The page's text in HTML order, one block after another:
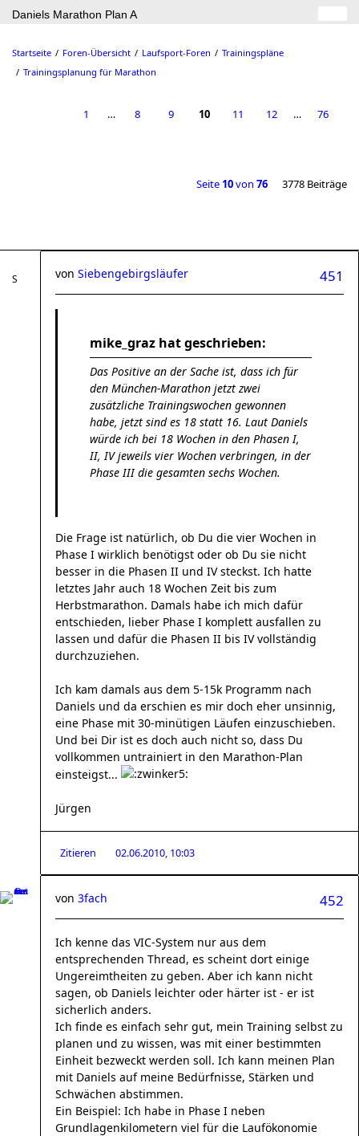
Daniels Marathon Plan A
Startseite Foren-Übersicht Laufsport-Foren
Trainingspläne
Trainingsplanung für Marathon
1 … 8 9 10 11 12 … 76
Seite 10von 76 3778 Beiträge
451
von Siebengebirgsläufer
mike_graz hat geschrieben:
Das Positive an der Sache ist, dass ich für
den München-Marathon jetzt zwei
zusätzliche Trainingswochen gewonnen
habe, jetzt sind es 18 statt 16. Laut Daniels
würde ich bei 18 Wochen in den Phasen I,
II, IV jeweils vier Wochen verbringen, in der
Phase III die gesamten sechs Wochen.
Die Frage ist natürlich, ob Du die vier Wochen in
Phase I wirklich benötigst oder ob Du sie nicht
besser in die Phasen II und IV steckst. Ich hatte
letztes Jahr auch 18 Wochen Zeit bis zum
Herbstmarathon. Damals habe ich mich dafür
entschieden, lieber Phase I komplett ausfallen zu
lassen und dafür die Phasen II bis IV vollständig
durchzuziehen.
Ich kam damals aus dem 5-15k Programm nach
Daniels und da erschien es mir doch eher unsinnig,
eine Phase mit 30-minütigen Läufen einzuschieben.
Und bei Dir ist es doch auch nicht so, dass Du
vollkommen untrainiert in den Marathon-Plan
einsteigst...
Jürgen
Zitieren 02.06.2010, 10:03
452
von 3fach
Ich kenne das VIC-System nur aus dem
entsprechenden Thread, es scheint dort einige
Ungereimtheiten zu geben. Aber ich kann nicht
sagen, ob Daniels leichter oder härter ist - er ist
sicherlich anders.
Ich finde es einfach sehr gut, mein Training selbst zu
planen und zu wissen, was mit einer bestimmten
Einheit bezweckt werden soll. Ich kann meinen Plan
mit Daniels auf meine Bedürfnisse, Stärken und
Schwächen abstimmen.
Ein Beispiel: Ich habe in Phase I neben
Grundlagenkilometern viel für die Laufökonomie